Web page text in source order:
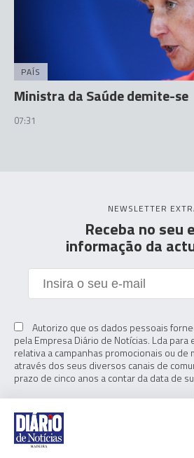
PAÍS
Ministra da Saúde demite-se
07:31
NEWSLETTER
Receba no seu
informação da
Autorizo que os dados pessoais
pela Empresa Diário de Notícias. Lda para
relativa a campanhas promocionais ou de
através dos seus diversos canais de
prazo de cinco anos a contar da data de